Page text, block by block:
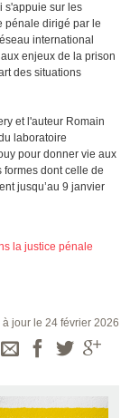
s'appuie sur les
pénale dirigé par le
international
enjeux de la prison
des situations
et l'auteur Romain
laboratoire
pour donner vie aux
dont celle de
jusqu’au 9 janvier
la justice pénale
à jour le 24 février 2026